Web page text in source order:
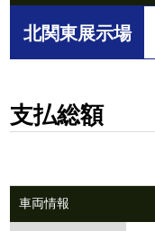
北関東展示場
支払総額
車両情報